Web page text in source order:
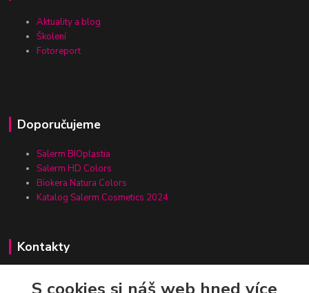
Aktuality a blog
Školení
Fotoreport
Doporučujeme
Salerm BIOplastia
Salerm HD Colors
Biokera Natura Colors
Katalog Salerm Cosmetics 2024
Kontakty